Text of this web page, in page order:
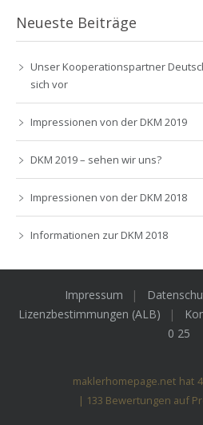
Neueste Beiträge
Unser Kooperationspartner
sich vor
Impressionen von der DKM 2019
DKM 2019 – sehen wir uns?
Impressionen von der DKM 2018
Informationen zur DKM 2018
Impressum
Lizenzbestimmungen (ALB)
0 25
maklerhomepage.net hat
| 133 Bewertungen auf